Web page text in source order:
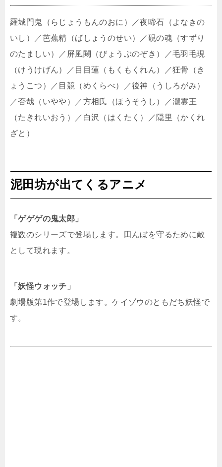
羅城門鬼 （らじょうもんのおに）／夜啼石（よなきの
いし）／芭蕉精（ばしょうのせい）／硯の魂（すずり
のたましい）／屏風闚（びょうぶのぞき）／毛羽毛現
（けうけげん）／目目蓮（もくもくれん）／狂骨（き
ょうこつ）／目競（めくらべ）／後神（うしろがみ）
／否哉（いやや）／方相氏（ほうそうし）／瀧霊王
（たきれいおう）／白沢（はくたく）／隠里（かくれ
ざと）
泥田坊が出てくるアニメ
「ゲゲゲの鬼太郎」
複数のシリーズで登場します。田んぼを守るために敵
として現れます。
「妖怪ウォッチ」
劇場版第1作で登場します。ケイゾウのともだち妖怪で
す。